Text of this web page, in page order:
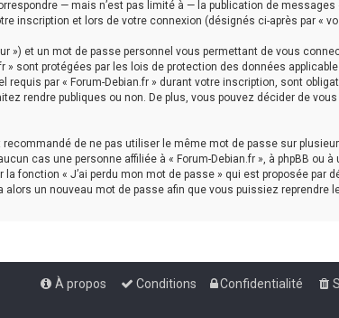
— mais n’est pas limité à — la publication de messages
inscription et lors de votre connexion (désignés ci-après par «
et un mot de passe personnel vous permettant de vous
sont protégées par les lois de protection des données
par « Forum-Debian.fr » durant votre inscription, sont
rendre publiques ou non. De plus, vous pouvez décider de
de ne pas utiliser le même mot de passe sur
cas une personne affiliée à « Forum-Debian.fr », à phpBB ou
fonction « J’ai perdu mon mot de passe » qui est proposée par
un nouveau mot de passe afin que vous puissiez reprendre
Confidentialité
Conditions
À propos